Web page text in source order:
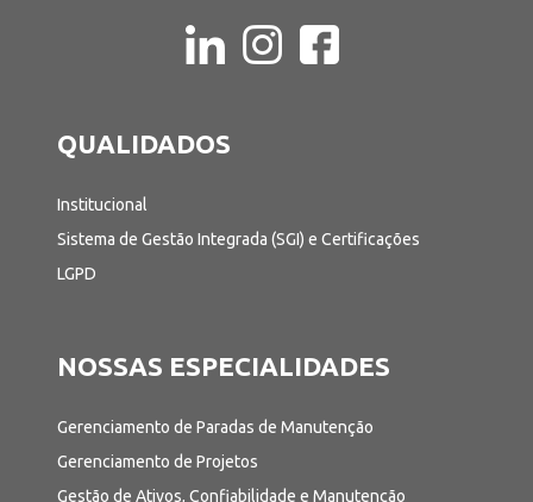
QUALIDADOS
Institucional
Sistema de Gestão Integrada (SGI) e Certificações
LGPD
NOSSAS ESPECIALIDADES
Gerenciamento de Paradas de Manutenção
Gerenciamento de Projetos
Gestão de Ativos, Confiabilidade e Manutenção